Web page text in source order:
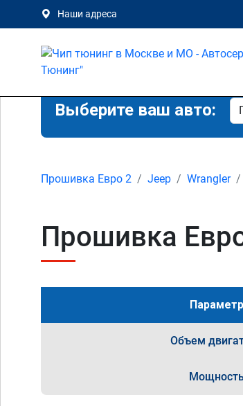
Наши адреса
Выберите ваш авто:
Прошивка Евро 2 Jeep Wrangler
Прошивка
Параметр
Объем